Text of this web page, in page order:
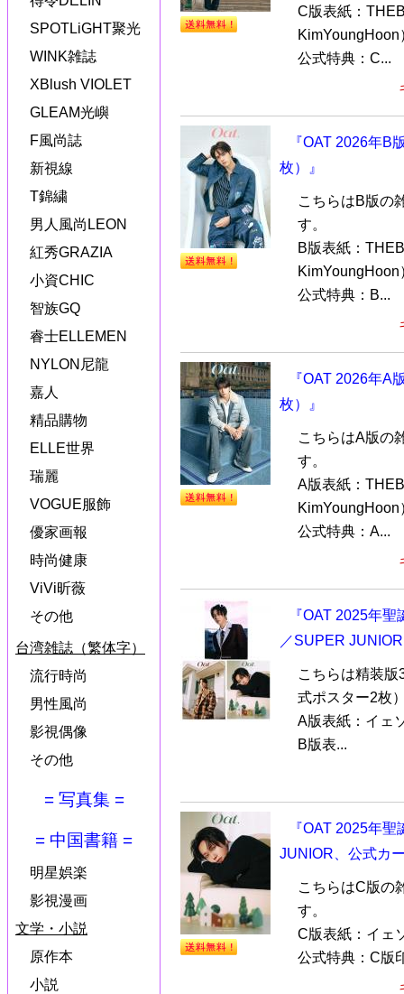
SPOTLiGHT聚光
WINK雑誌
XBlush VIOLET
GLEAM光嶼
F風尚誌
新視線
T錦繍
男人風尚LEON
紅秀GRAZIA
小資CHIC
智族GQ
睿士ELLEMEN
NYLON尼龍
嘉人
精品購物
ELLE世界
瑞麗
VOGUE服飾
優家画報
時尚健康
ViVi昕薇
その他
台湾雑誌（繁体字）
流行時尚
男性風尚
影視偶像
その他
= 写真集 =
= 中国書籍 =
明星娯楽
影視漫画
文学・小説
原作本
小説
C版表紙：
KimYoungHoon
公式特典：C...
『OAT 2026年B
枚）』
こちらはB版の
す。
B版表紙：
KimYoungHoon
公式特典：B...
『OAT 2026年A
枚）』
こちらはA版の
す。
A版表紙：
KimYoungHoon
公式特典：A...
『OAT 2025年
／SUPER
こちらは精装
式ポスター2枚
A版表紙：イェ
B版表...
『OAT 2025年
JUNIOR、公式カ
こちらはC版の
す。
C版表紙：イェ
公式特典：C版